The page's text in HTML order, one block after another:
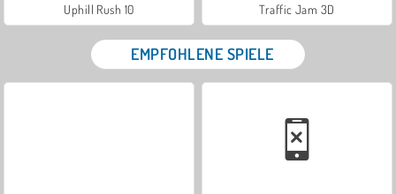
Uphill Rush 10 Traffic Jam 3D
EMPFOHLENE SPIELE